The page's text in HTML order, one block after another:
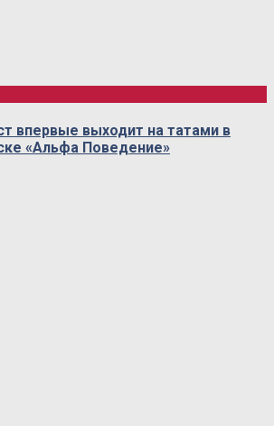
впервые выходит на татами в
«Альфа Поведение»